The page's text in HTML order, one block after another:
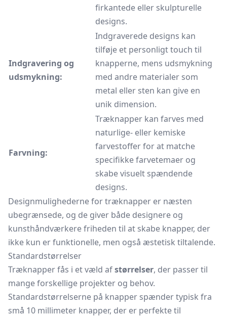
firkantede eller skulpturelle
designs.
Indgravering og
udsmykning:
Indgraverede designs kan
tilføje et personligt touch til
knapperne, mens udsmykning
med andre materialer som
metal eller sten kan give en
unik dimension.
Farvning:
Træknapper kan farves med
naturlige- eller kemiske
farvestoffer for at matche
specifikke farvetemaer og
skabe visuelt spændende
designs.
Designmulighederne for træknapper er næsten
ubegrænsede, og de giver både designere og
kunsthåndværkere friheden til at skabe knapper, der
ikke kun er funktionelle, men også æstetisk tiltalende.
Standardstørrelser
Træknapper fås i et væld afstørrelser, der passer til
mange forskellige projekter og behov.
Standardstørrelserne på knapper spænder typisk fra
små 10 millimeter knapper, der er perfekte til